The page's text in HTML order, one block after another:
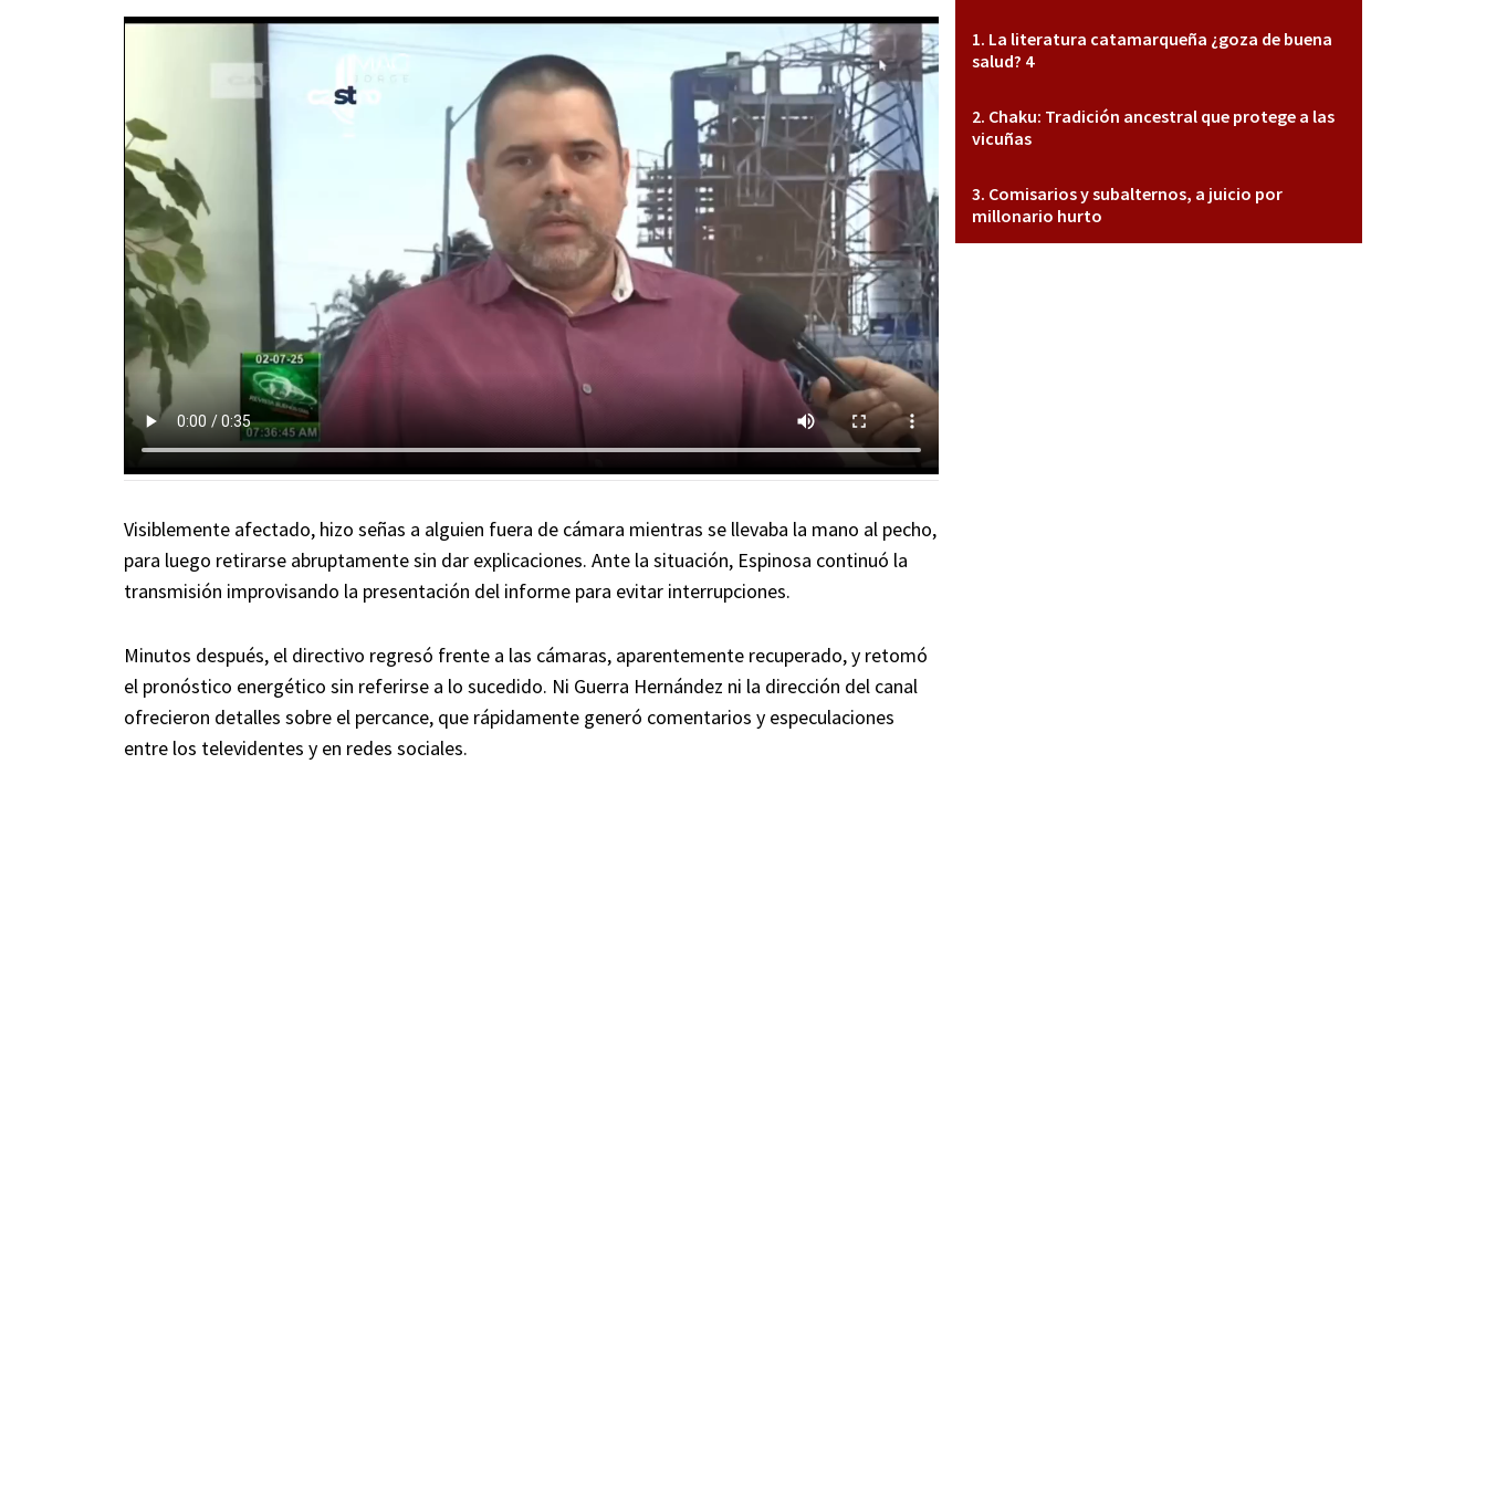
Visiblemente afectado, hizo señas a alguien fuera de cámara mientras se llevaba la mano al pecho,
para luego retirarse abruptamente sin dar explicaciones. Ante la situación, Espinosa continuó la
transmisión improvisando la presentación del informe para evitar interrupciones.
Minutos después, el directivo regresó frente a las cámaras, aparentemente recuperado, y retomó
el pronóstico energético sin referirse a lo sucedido. Ni Guerra Hernández ni la dirección del canal
ofrecieron detalles sobre el percance, que rápidamente generó comentarios y especulaciones
entre los televidentes y en redes sociales.
La literatura catamarqueña ¿goza de buena
salud? 4
Chaku: Tradición ancestral que protege a las
vicuñas
Comisarios y subalternos, a juicio por
millonario hurto